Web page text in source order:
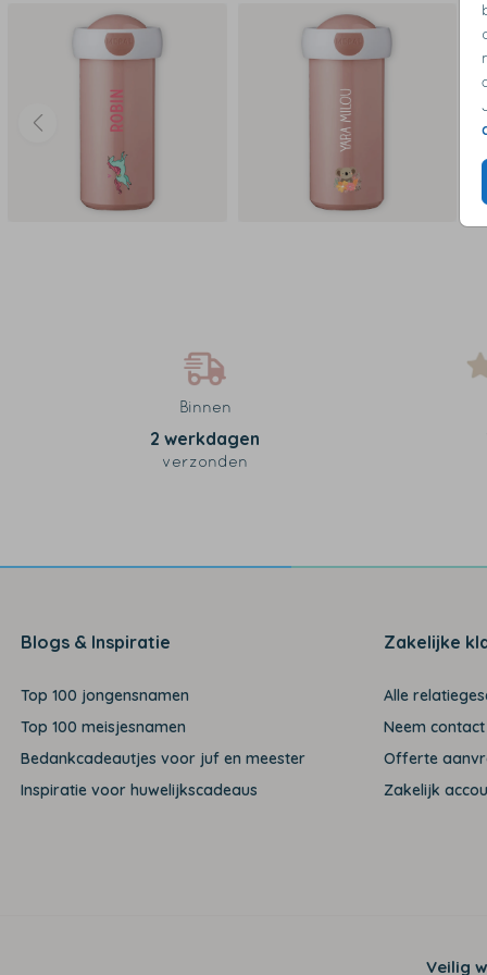
Binnen
2 werkdagen
verzonden
Blogs & Inspiratie
Top 100 jongensnamen
Top 100 meisjesnamen
Bedankcadeautjes voor juf en meester
Inspiratie voor huwelijkscadeaus
Zakelijke
Alle
Neem
Offerte
Zakelijk
Veilig